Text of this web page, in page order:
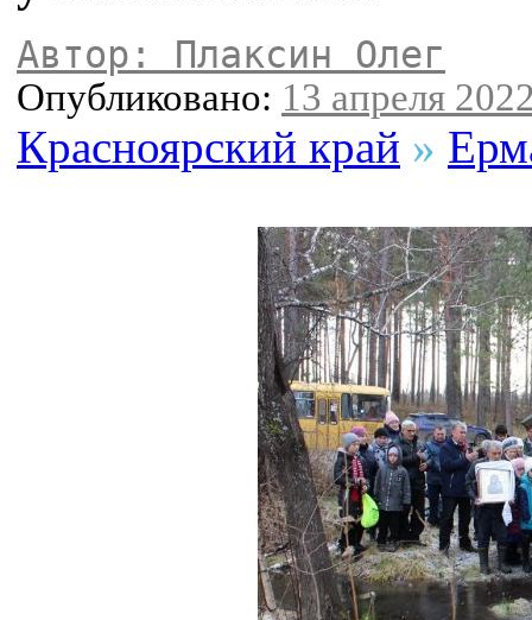
Автор: Плаксин Олег
Опубликовано: 13 апреля
Красноярский край »